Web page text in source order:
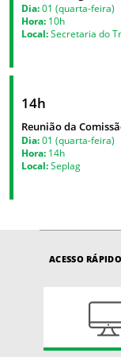
Dia:01 (quarta-feira)
Hora: 10h
Local:Secretaria do
14h
Reunião da
Dia:01 (quarta-feira)
Hora: 14h
Local:Seplag
ACESSO RÁPIDO